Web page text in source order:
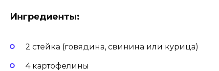
Ингредиенты:
2 стейка (говядина, свинина или курица)
4 картофелины